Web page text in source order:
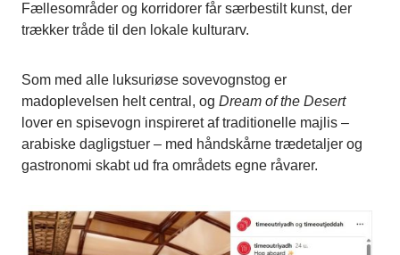
Fællesområder og korridorer får særbestilt kunst, der
trækker tråde til den lokale kulturarv.
Som med alle luksuriøse sovevognstog er
madoplevelsen helt central, og Dream of the Desert
lover en spisevogn inspireret af traditionelle majlis –
arabiske dagligstuer – med håndskårne trædetaljer og
gastronomi skabt ud fra områdets egne råvarer.